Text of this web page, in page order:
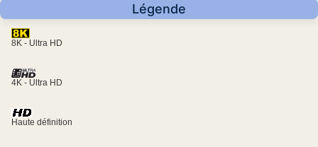
Légende
8K - Ultra HD
4K - Ultra HD
Haute définition